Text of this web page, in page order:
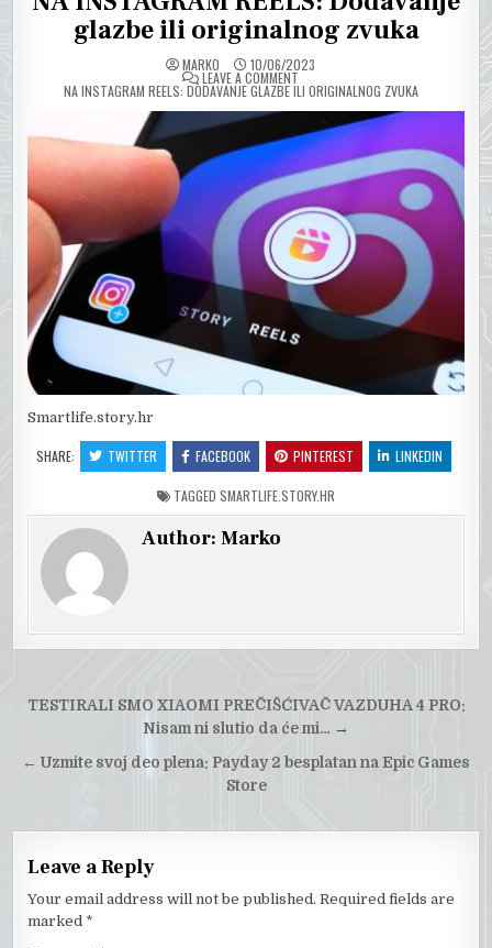
glazbe ili originalnog zvuka
MARKO 10/06/2023
LEAVE A COMMENTON
NA INSTAGRAM REELS: DODAVANJE GLAZBE ILI ORIGINALNOG ZVUKA
Smartlife.story.hr
SHARE: TWITTER FACEBOOK PINTEREST LINKEDIN
TAGGED SMARTLIFE.STORY.HR
Author:Marko
Post
navigation
TESTIRALI SMO XIAOMI PREČIŠĆIVAČ VAZDUHA 4 PRO:
Nisam ni slutio da će mi… →
← Uzmite svoj deo plena: Payday 2 besplatan na Epic Games
Store
Leave a Reply
Your email address will not be published. Required fields are
marked *